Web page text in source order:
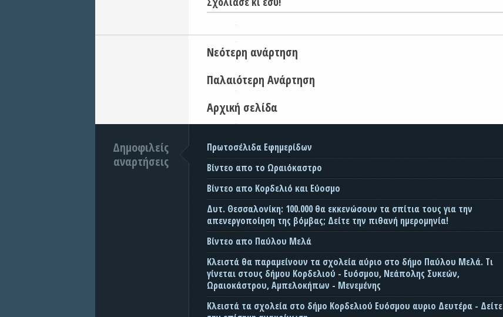
Νεότερη ανάρτηση
Παλαιότερη Ανάρτηση
Αρχική σελίδα
Δημοφιλείς
αναρτήσεις
Πρωτοσέλιδα Εφημερίδων
Βίντεο απο το Ωραιόκαστρο
Βίντεο απο Κορδελιό και Εύοσμο
Δυτ. Θεσσαλονίκη: 100.000 θα εκκενώσουν τα σπίτια τους για την
απενεργοποίηση της βόμβας; Δείτε την πιθανή ημερομηνία!
Βίντεο απο Παύλου Μελά
Κλειστά θα παραμείνουν τα σχολεία αύριο στο δήμο Παύλου Μελά. Τι
γίνεται στους δήμου Κορδελιού - Ευόσμου, Νεάπολης Συκεών,
Ωραιοκάστρου, Αμπελοκήπων - Μενεμένης
Κλειστά τα σχολεία στο δήμο Κορδελιού Ευόσμου αυριο Δευτέρα - Δείτε